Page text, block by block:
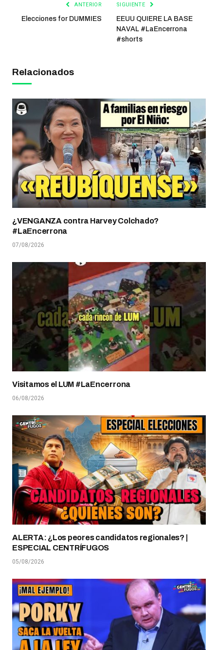
ANTERIOR
Elecciones for DUMMIES
SIGUIENTE
EEUU QUIERE LA BASE
NAVAL #LaEncerrona
#shorts
Relacionados
¿VENGANZA contra Harvey Colchado?
#LaEncerrona
07/08/2026
Visitamos el LUM #LaEncerrona
06/08/2026
ALERTA: ¿Los peores candidatos regionales? |
ESPECIAL CENTRÍFUGOS
05/08/2026